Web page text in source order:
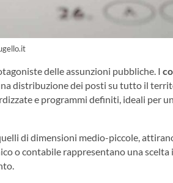
delle assunzioni pubbliche. I
distribuzione dei posti su tutto il
e programmi definiti, ideali per
di dimensioni medio-piccole,
o contabile rappresentano una scelta